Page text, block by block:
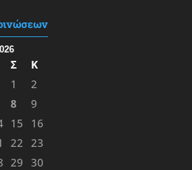
Σ
Κ
1
2
8
9
15
16
22
23
29 30